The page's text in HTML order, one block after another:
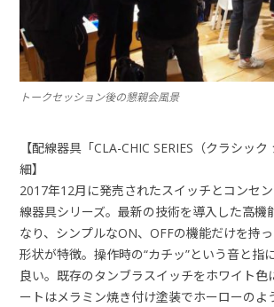
トークセッション後の懇親会風景
【配線器具「CLA-CHIC SERIES（クラシッ
細】
2017年12月に発売されたスイッチとコンセ
線器具シリーズ。最新の技術を導入した高機
なり、シンプルなON、OFFの機能だけを持
形状が特徴。操作時の“カチッ”という音と指
良い。既存のタンブラスイッチをホワイト色
ートはメラミン焼き付け塗装でホーローのよ